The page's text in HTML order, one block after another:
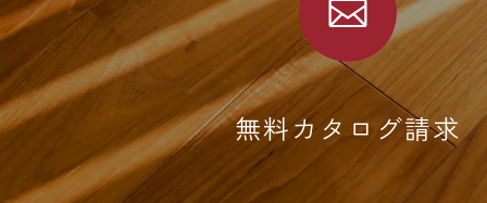
無料カタログ請求